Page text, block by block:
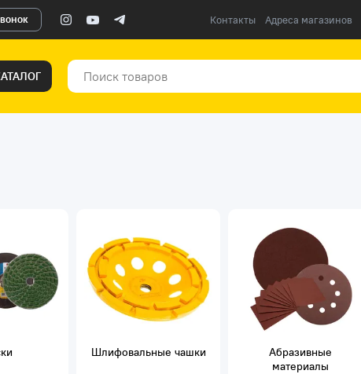
Контакты Адреса магазинов
Шлифовальные чашки
Абразивные
материалы